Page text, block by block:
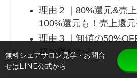
理由２｜80%還元&売
100%還元も！売上還
理由３｜卸値の
超お得だから
無料シェアサロン見学・お問合
せはLINE公式から